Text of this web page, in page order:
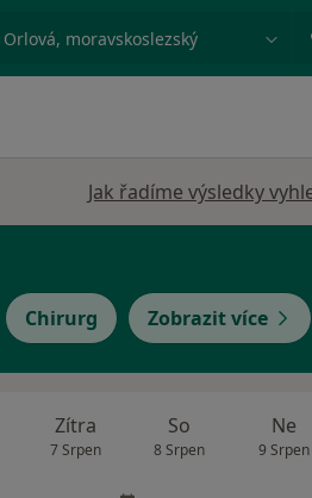
Město nebo region
Jak řadíme výsledky
Chirurg Zobrazit více
Zítra
7 Srpen
So
8 Srpen
Ne
9 Srpen